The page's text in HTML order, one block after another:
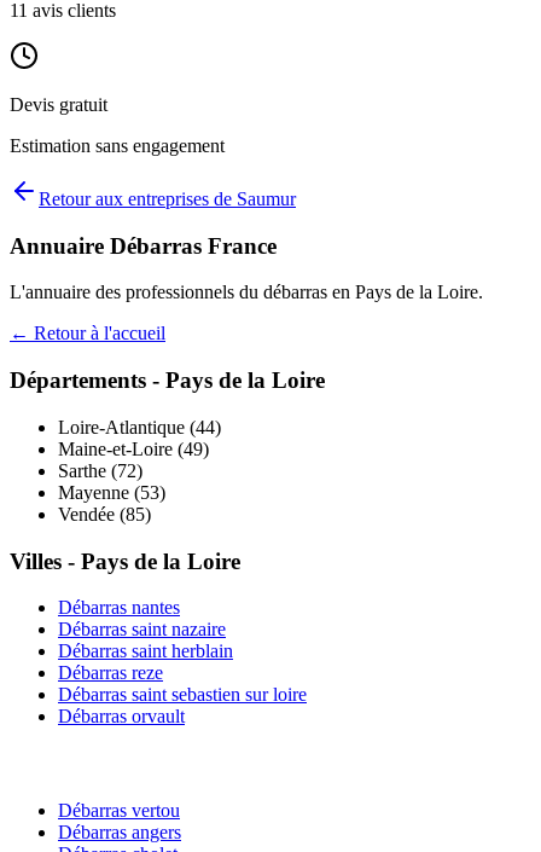
11 avis clients
Devis gratuit
Estimation sans engagement
Retour aux entreprises de Saumur
Annuaire Débarras France
L'annuaire des professionnels du débarras en Pays de la Loire.
← Retour à l'accueil
Départements - Pays de la Loire
Loire-Atlantique (44)
Maine-et-Loire (49)
Sarthe (72)
Mayenne (53)
Vendée (85)
Villes - Pays de la Loire
Débarras nantes
Débarras saint nazaire
Débarras saint herblain
Débarras reze
Débarras saint sebastien sur loire
Débarras orvault
Débarras vertou
Débarras angers